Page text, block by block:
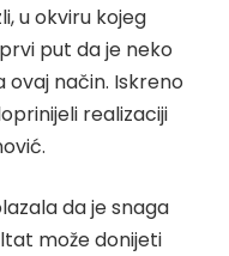
u okviru kojeg
put da je neko
način. Iskreno
realizaciji
da je snaga
može donijeti